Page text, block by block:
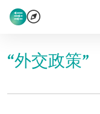
“外交政策”